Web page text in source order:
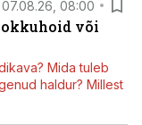
07.08.26, 08:00
või
Mida tuleb
haldur? Millest